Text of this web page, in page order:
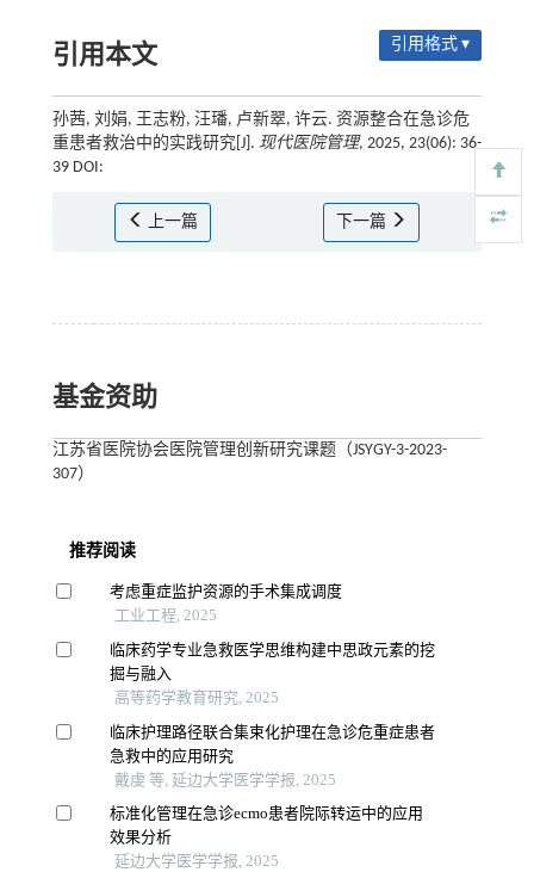
引用本文 引用格式 ▾
孙茜, 刘娟, 王志粉, 汪璠, 卢新翠, 许云. 资源整合在急诊危
重患者救治中的实践研究[J]. 现代医院管理, 2025, 23(06): 36-
39 DOI:
上一篇 下一篇
基金资助
江苏省医院协会医院管理创新研究课题（JSYGY-3-2023-
307）